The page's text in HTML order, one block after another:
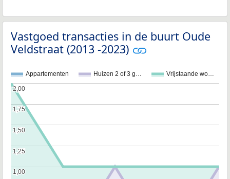
Vastgoed transacties in de buurt Oude
Veldstraat (2013 -2023)
Appartementen Huizen 2 of 3 g… Vrijstaande wo…
1,00
1,00
1,25
1,25
1,50
1,50
1,75
1,75
2,00
2,00